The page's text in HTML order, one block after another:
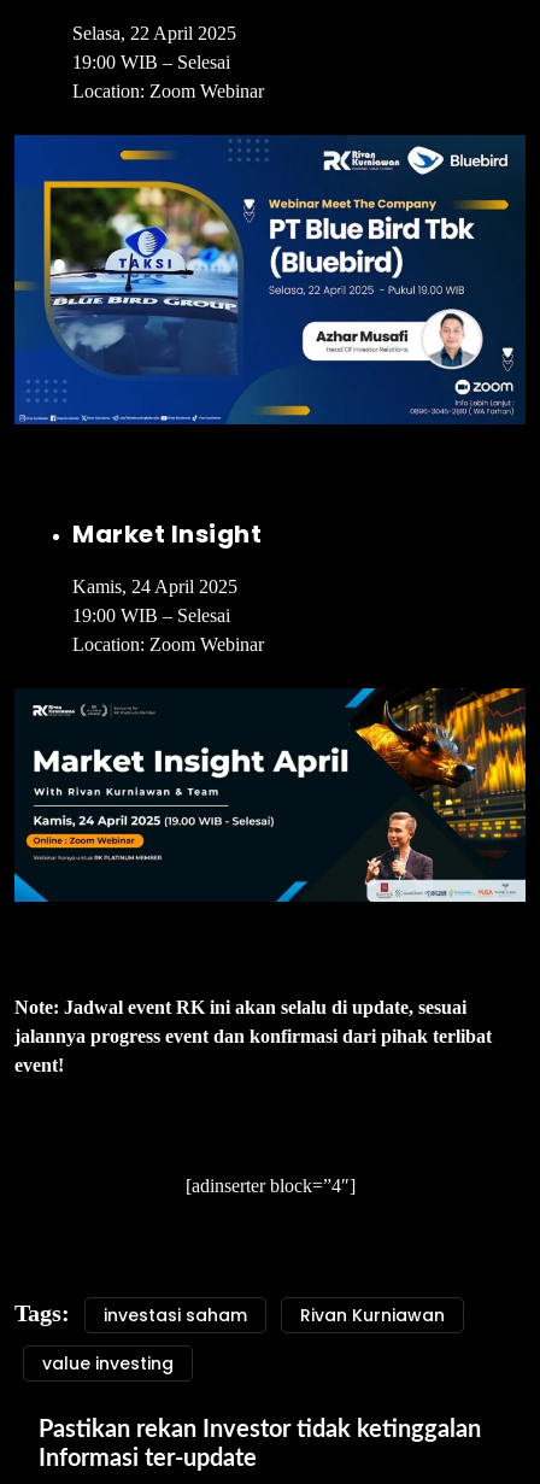
Selasa, 22 April 2025
19:00 WIB – Selesai
Location: Zoom Webinar
Market Insight
Kamis, 24 April 2025
19:00 WIB – Selesai
Location: Zoom Webinar
Note: Jadwal event RK ini akan selalu di update, sesuai
jalannya progress event dan konfirmasi dari pihak terlibat
event!
[adinserter block=”4″]
Tags: investasi saham
Rivan Kurniawan
value investing
Pastikan rekan Investor tidak ketinggalan
Informasi ter-update